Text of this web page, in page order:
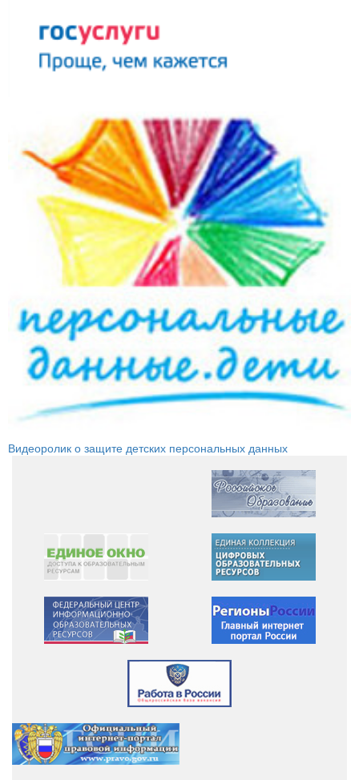
Видеоролик о защите детских персональных данных